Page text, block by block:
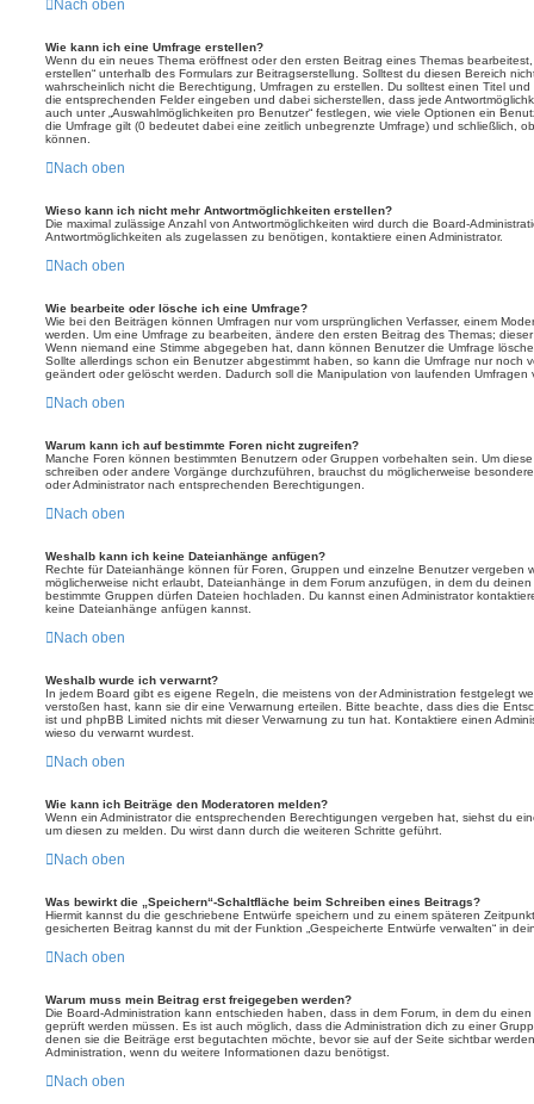
Nach oben
Wie kann ich eine Umfrage erstellen?
Wenn du ein neues Thema eröffnest oder den ersten Beitrag eines Themas
erstellen“ unterhalb des Formulars zur Beitragserstellung. Solltest du diesen Bereich
wahrscheinlich nicht die Berechtigung, Umfragen zu erstellen. Du solltest einen Titel
die entsprechenden Felder eingeben und dabei sicherstellen, dass jede
auch unter „Auswahlmöglichkeiten pro Benutzer“ festlegen, wie viele Optionen ein
die Umfrage gilt (0 bedeutet dabei eine zeitlich unbegrenzte Umfrage) und schließlich,
können.
Nach oben
Wieso kann ich nicht mehr Antwortmöglichkeiten erstellen?
Die maximal zulässige Anzahl von Antwortmöglichkeiten wird durch die Board-
Antwortmöglichkeiten als zugelassen zu benötigen, kontaktiere einen Administrator.
Nach oben
Wie bearbeite oder lösche ich eine Umfrage?
Wie bei den Beiträgen können Umfragen nur vom ursprünglichen Verfasser, einem
werden. Um eine Umfrage zu bearbeiten, ändere den ersten Beitrag des Themas;
Wenn niemand eine Stimme abgegeben hat, dann können Benutzer die Umfrage
Sollte allerdings schon ein Benutzer abgestimmt haben, so kann die Umfrage nur noch
geändert oder gelöscht werden. Dadurch soll die Manipulation von laufenden Umfragen
Nach oben
Warum kann ich auf bestimmte Foren nicht zugreifen?
Manche Foren können bestimmten Benutzern oder Gruppen vorbehalten sein. Um
schreiben oder andere Vorgänge durchzuführen, brauchst du möglicherweise
oder Administrator nach entsprechenden Berechtigungen.
Nach oben
Weshalb kann ich keine Dateianhänge anfügen?
Rechte für Dateianhänge können für Foren, Gruppen und einzelne Benutzer vergeben
möglicherweise nicht erlaubt, Dateianhänge in dem Forum anzufügen, in dem du
bestimmte Gruppen dürfen Dateien hochladen. Du kannst einen Administrator
keine Dateianhänge anfügen kannst.
Nach oben
Weshalb wurde ich verwarnt?
In jedem Board gibt es eigene Regeln, die meistens von der Administration festgelegt
verstoßen hast, kann sie dir eine Verwarnung erteilen. Bitte beachte, dass dies die
ist und phpBB Limited nichts mit dieser Verwarnung zu tun hat. Kontaktiere einen
wieso du verwarnt wurdest.
Nach oben
Wie kann ich Beiträge den Moderatoren melden?
Wenn ein Administrator die entsprechenden Berechtigungen vergeben hat, siehst du
um diesen zu melden. Du wirst dann durch die weiteren Schritte geführt.
Nach oben
Was bewirkt die „Speichern“-Schaltfläche beim Schreiben eines Beitrags?
Hiermit kannst du die geschriebene Entwürfe speichern und zu einem späteren
gesicherten Beitrag kannst du mit der Funktion „Gespeicherte Entwürfe verwalten“ in
Nach oben
Warum muss mein Beitrag erst freigegeben werden?
Die Board-Administration kann entschieden haben, dass in dem Forum, in dem du
geprüft werden müssen. Es ist auch möglich, dass die Administration dich zu einer
denen sie die Beiträge erst begutachten möchte, bevor sie auf der Seite sichtbar
Administration, wenn du weitere Informationen dazu benötigst.
Nach oben